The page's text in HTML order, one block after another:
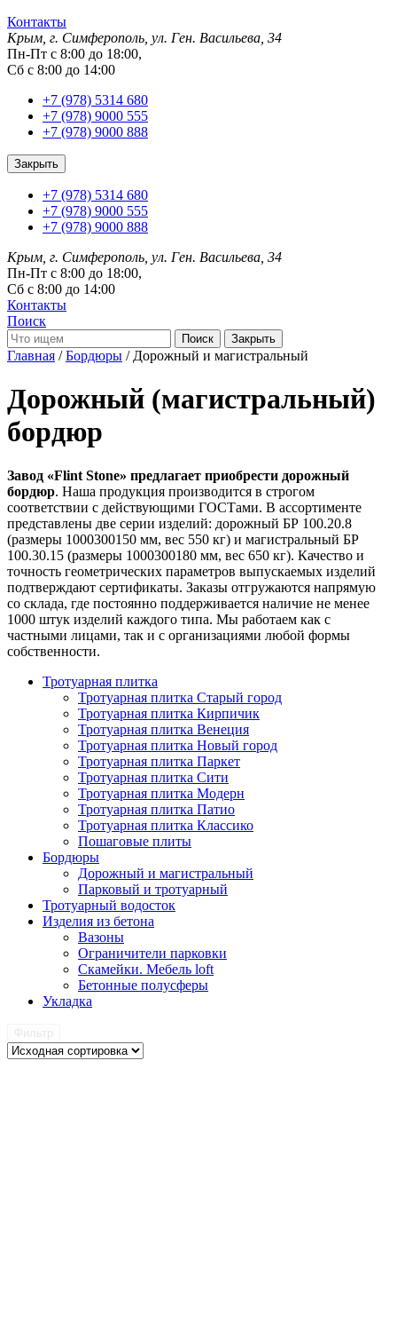
Контакты
Крым, г. Симферополь, ул. Ген. Васильева, 34
Пн-Пт с 8:00 до 18:00,
Сб с 8:00 до 14:00
+7 (978) 5314 680
+7 (978) 9000 555
+7 (978) 9000 888
Закрыть
+7 (978) 5314 680
+7 (978) 9000 555
+7 (978) 9000 888
Крым, г. Симферополь, ул. Ген. Васильева, 34
Пн-Пт с 8:00 до 18:00,
Сб с 8:00 до 14:00
Контакты
Поиск
Закрыть
Главная /Бордюры / Дорожный и магистральный
Дорожный (магистральный)
бордюр
Завод «Flint Stone» предлагает приобрести дорожный
бордюр. Наша продукция производится в строгом
соответствии с действующими ГОСТами. В ассортименте
представлены две серии изделий: дорожный БР 100.20.8
(размеры 1000300150 мм, вес 550 кг) и магистральный БР
100.30.15 (размеры 1000300180 мм, вес 650 кг). Качество и
точность геометрических параметров выпускаемых изделий
подтверждают сертификаты. Заказы отгружаются напрямую
со склада, где постоянно поддерживается наличие не менее
1000 штук изделий каждого типа. Мы работаем как с
частными лицами, так и с организациями любой формы
собственности.
Тротуарная плитка
Тротуарная плитка Старый город
Тротуарная плитка Кирпичик
Тротуарная плитка Венеция
Тротуарная плитка Новый город
Тротуарная плитка Паркет
Тротуарная плитка Сити
Тротуарная плитка Модерн
Тротуарная плитка Патио
Тротуарная плитка Классико
Пошаговые плиты
Бордюры
Дорожный и магистральный
Парковый и тротуарный
Тротуарный водосток
Изделия из бетона
Вазоны
Ограничители парковки
Скамейки. Мебель loft
Бетонные полусферы
Укладка